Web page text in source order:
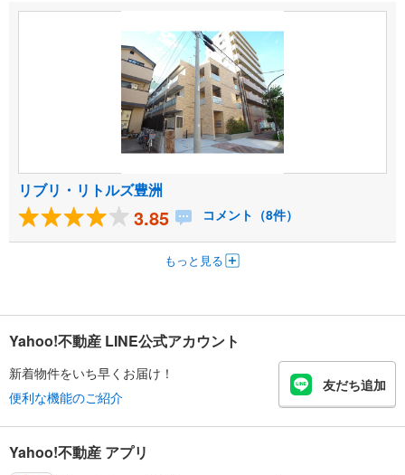
リブリ・リトルズ豊洲
3.85 コメント（8件）
もっと見る
Yahoo!不動産 LINE公式アカウント
新着物件をいち早くお届け！
便利な機能のご紹介
友だち追加
Yahoo!不動産 アプリ